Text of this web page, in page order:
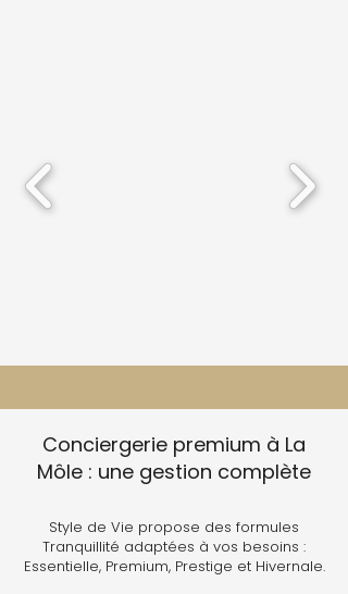
Conciergerie premium à La
Môle : une gestion complète
Style de Vie propose des formules
Tranquillité adaptées à vos besoins :
Essentielle, Premium, Prestige et Hivernale.